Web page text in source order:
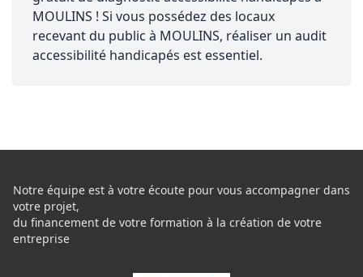
MOULINS ! Si vous possédez des locaux
recevant du public à MOULINS, réaliser un audit
accessibilité handicapés est essentiel.
Notre équipe est à votre écoute pour vous accompagner dans
votre projet,
du financement de votre formation à la création de votre
entreprise